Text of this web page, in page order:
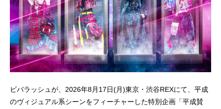
ビバラッシュが、2026年8月17日(月)東京・渋谷REXにて、平成
のヴィジュアル系シーンをフィーチャーした特別企画「平成賛